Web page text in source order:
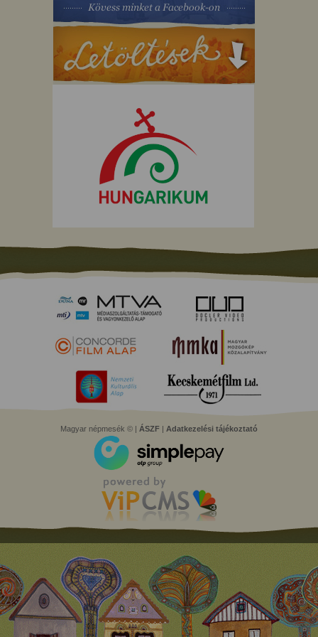
Magyar népmesék © | ÁSZF | Adatkezelési tájékoztató